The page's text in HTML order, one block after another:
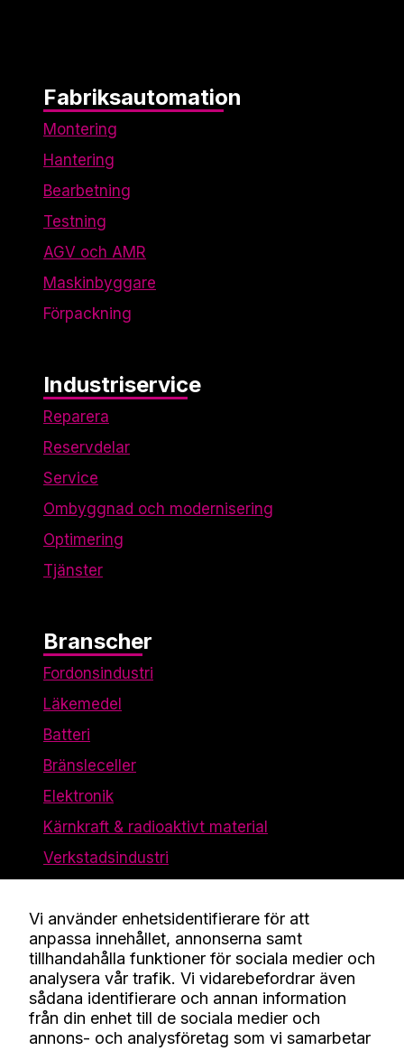
Fabriksautomation
Montering
Hantering
Bearbetning
Testning
AGV och AMR
Maskinbyggare
Förpackning
Industriservice
Reparera
Reservdelar
Service
Ombyggnad och modernisering
Optimering
Tjänster
Branscher
Fordonsindustri
Läkemedel
Batteri
Bränsleceller
Elektronik
Kärnkraft & radioaktivt material
Verkstadsindustri
Företaget
Kontakt
Kunskap
Om oss
Vi använder enhetsidentifierare för att
anpassa innehållet, annonserna samt
tillhandahålla funktioner för sociala medier och
analysera vår trafik. Vi vidarebefordrar även
sådana identifierare och annan information
från din enhet till de sociala medier och
annons- och analysföretag som vi samarbetar